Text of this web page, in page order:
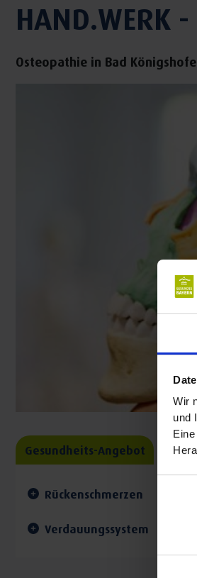
Wir
und
HAND.WERK
Osteopathie in Bad
Gesundheits-Angebot
Rückenschmerzen
Verdauungssystem